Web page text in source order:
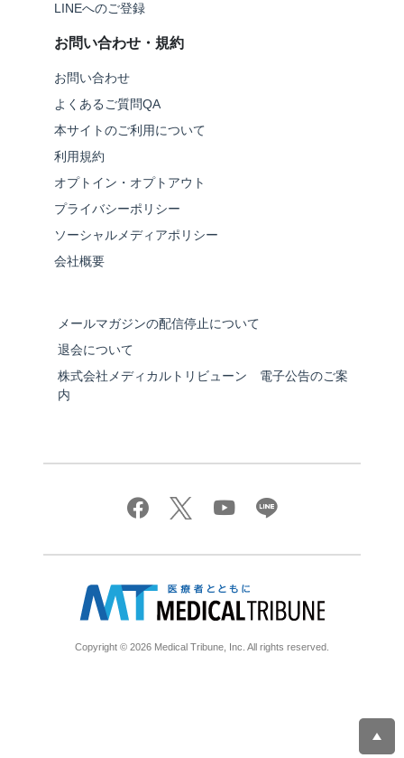
LINEへのご登録
お問い合わせ・規約
お問い合わせ
よくあるご質問QA
本サイトのご利用について
利用規約
オプトイン・オプトアウト
プライバシーポリシー
ソーシャルメディアポリシー
会社概要
メールマガジンの配信停止について
退会について
株式会社メディカルトリビューン 電子公告のご案
内
Copyright © 2026 Medical Tribune, Inc. All rights reserved.